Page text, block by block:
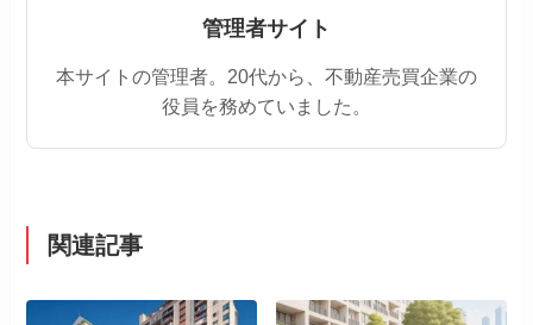
管理者サイト
本サイトの管理者。20代から、不動産売買企業の
役員を務めていました。
関連記事